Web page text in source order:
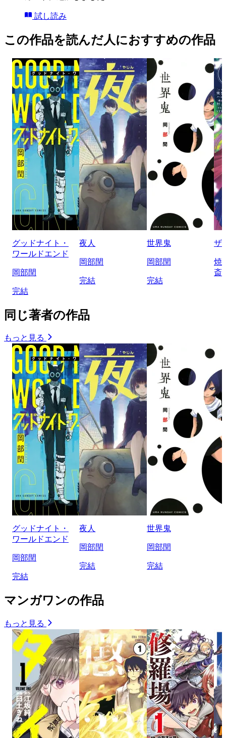
試し読み
この作品を読んだ人におすすめの作品
グッドナイト・
ワールドエンド
岡部閏
完結
夜人
岡部閏
完結
世界鬼
岡部閏
完結
ザ
焼
斎
同じ著者の作品
もっと見る
グッドナイト・
ワールドエンド
岡部閏
完結
夜人
岡部閏
完結
世界鬼
岡部閏
完結
マンガワンの作品
もっと見る